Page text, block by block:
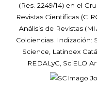
(Res. 2249/14) en el
Revistas Científicas
Análisis de Revistas
Colciencias. Indización:
Science, Latindex
REDALyC, SciELO